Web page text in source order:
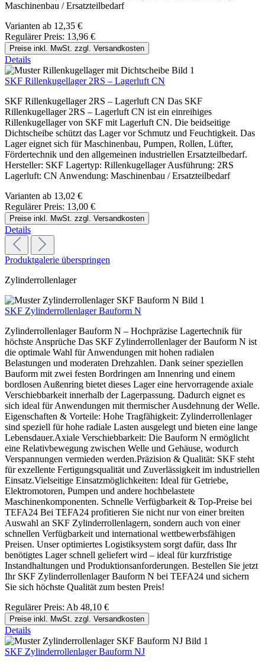
Maschinenbau / Ersatzteilbedarf
Varianten ab 12,35 €
Regulärer Preis: 13,96 €
Preise inkl. MwSt. zzgl. Versandkosten
Details
SKF Rillenkugellager 2RS – Lagerluft CN
SKF Rillenkugellager 2RS – Lagerluft CN Das SKF
Rillenkugellager 2RS – Lagerluft CN ist ein einreihiges
Rillenkugellager von SKF mit Lagerluft CN. Die beidseitige
Dichtscheibe schützt das Lager vor Schmutz und Feuchtigkeit. Das
Lager eignet sich für Maschinenbau, Pumpen, Rollen, Lüfter,
Fördertechnik und den allgemeinen industriellen Ersatzteilbedarf.
Hersteller: SKF Lagertyp: Rillenkugellager Ausführung: 2RS
Lagerluft: CN Anwendung: Maschinenbau / Ersatzteilbedarf
Varianten ab 13,02 €
Regulärer Preis: 13,00 €
Preise inkl. MwSt. zzgl. Versandkosten
Details
Produktgalerie überspringen
Zylinderrollenlager
SKF Zylinderrollenlager Bauform N
Zylinderrollenlager Bauform N – Hochpräzise Lagertechnik für
höchste Ansprüche Das SKF Zylinderrollenlager der Bauform N ist
die optimale Wahl für Anwendungen mit hohen radialen
Belastungen und moderaten Drehzahlen. Dank seiner speziellen
Bauform mit zwei festen Bordringen am Innenring und einem
bordlosen Außenring bietet dieses Lager eine hervorragende axiale
Verschiebbarkeit innerhalb der Lagerpassung. Dadurch eignet es
sich ideal für Anwendungen mit thermischer Ausdehnung der Welle.
Eigenschaften & Vorteile: Hohe Tragfähigkeit: Zylinderrollenlager
sind speziell für hohe radiale Lasten ausgelegt und bieten eine lange
Lebensdauer.Axiale Verschiebbarkeit: Die Bauform N ermöglicht
eine Relativbewegung zwischen Welle und Gehäuse, wodurch
Verspannungen vermieden werden.Präzision & Qualität: SKF steht
für exzellente Fertigungsqualität und Zuverlässigkeit im industriellen
Einsatz.Vielseitige Einsatzmöglichkeiten: Ideal für Getriebe,
Elektromotoren, Pumpen und andere hochbelastete
Maschinenkomponenten. Schnelle Verfügbarkeit & Top-Preise bei
TEFA24 Bei TEFA24 profitieren Sie nicht nur von einer breiten
Auswahl an SKF Zylinderrollenlagern, sondern auch von einer
schnellen Verfügbarkeit und international wettbewerbsfähigen
Preisen. Unser optimiertes Logistiksystem sorgt dafür, dass Ihr
benötigtes Lager schnell geliefert wird – ideal für kurzfristige
Instandhaltungen und Produktionsanforderungen. Bestellen Sie jetzt
Ihr SKF Zylinderrollenlager Bauform N bei TEFA24 und sichern
Sie sich höchste Qualität zum besten Preis!
Regulärer Preis: Ab 48,10 €
Preise inkl. MwSt. zzgl. Versandkosten
Details
SKF Zylinderrollenlager Bauform NJ